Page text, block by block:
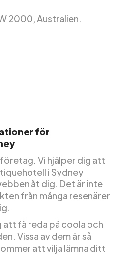
2000, Australien.
för
Vi hjälper dig att
i Sydney
åt dig. Det är inte
från många resenärer
få reda på coola och
Vissa av dem är så
att vilja lämna ditt